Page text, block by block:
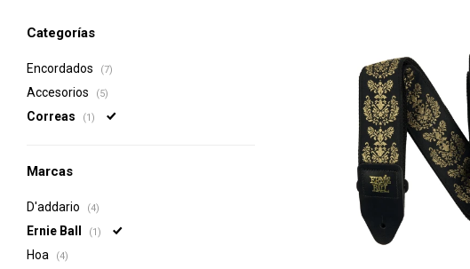
Categorías
Encordados (7)
Accesorios (5)
Correas (1)
Marcas
D'addario (4)
Ernie Ball (1)
Hoa (4)